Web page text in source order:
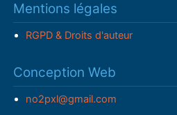
Mentions légales
RGPD & Droits d'auteur
Conception Web
no2pxl@gmail.com